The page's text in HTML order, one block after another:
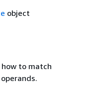
object
to match